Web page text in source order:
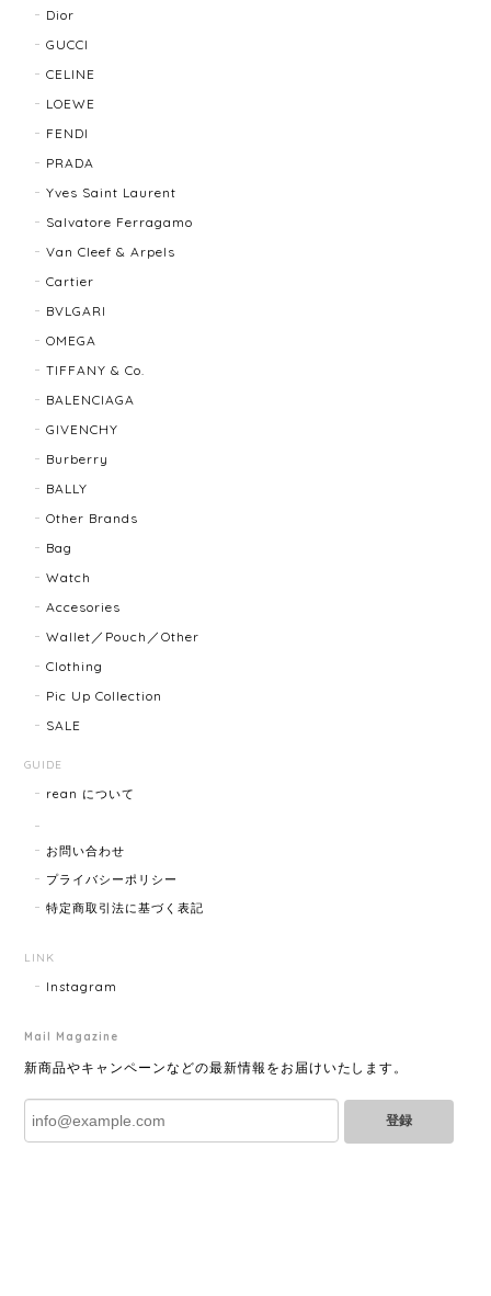
たら利用させていただきたいと思いました🙇‍♀️
もう少し大きなサイズが良かったかな？
物の状態も良く、満足しております🥰 また機会があり
ましたらよろしくお願いします！
はぜんぜんわからずとても綺麗で素敵な時計でとても
気にいりました。 いつも迅速な発送と綺麗な商品ばか
りなので安心して購入できます。ありがとうございま
Dior
GUCCI
CELINE
LOEWE
FENDI
PRADA
Yves Saint Laurent
Salvatore Ferragamo
Van Cleef & Arpels
Cartier
BVLGARI
OMEGA
TIFFANY & Co.
BALENCIAGA
GIVENCHY
Burberry
BALLY
Other Brands
Bag
Watch
Accesories
Wallet／Pouch／Other
Clothing
Pic Up Collection
SALE
GUIDE
rean について
お問い合わせ
プライバシーポリシー
特定商取引法に基づく表記
LINK
Instagram
Mail Magazine
新商品やキャンペーンなどの最新情報をお届けいたします。
登録